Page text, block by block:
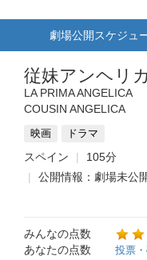
劇場公開スケジュ
従妹アンヘリカ
LA PRIMA ANGELICA
COUSIN ANGELICA
映画 ドラマ
スペイン
105分
公開情報：劇場未公
みんなの点数
あなたの点数
投票